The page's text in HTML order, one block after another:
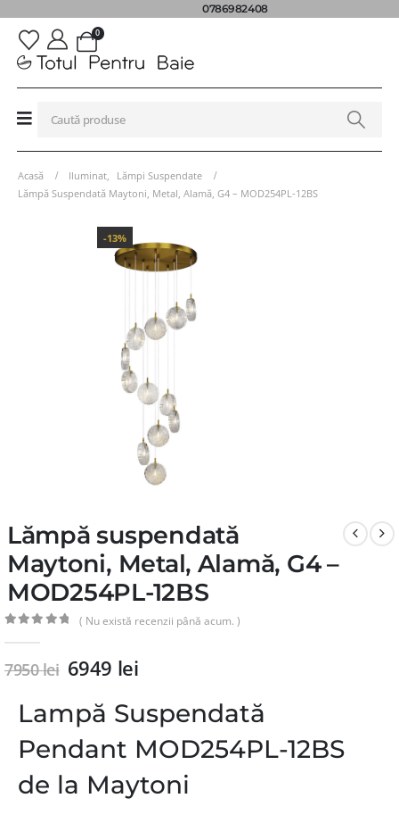
0786982408
0
Acasă Iluminat
Lămpi Suspendate
Lămpă Suspendată Maytoni, Metal, Alamă, G4 – MOD254PL-12BS
-13%
Lămpă suspendată
Maytoni, Metal, Alamă, G4 –
MOD254PL-12BS
( Nu există recenzii până acum. )
7950lei 6949 lei
Lampă Suspendată
Pendant MOD254PL-12BS
de la Maytoni